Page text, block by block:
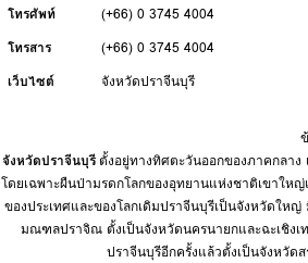
โทรศัพท์
(+66) 0 3745 4004
โทรสาร
(+66) 0 3745 4004
เว็บไซต์
จังหวัดปราจีนบุรี
จังหวัดปราจีนบุรีตั้งอยู่ทางทิศตะวันออกของภาคกลาง
โดยเฉพาะผืนป่ามรดกโลกของอุทยานแห่งชาติเขาใ
ของประเทศและของโลกเดิมปราจีนบุรีเป็นจังหวัดใ
มณฑลปราจิณ ตั้งเป็นจังหวัดนครนายกและฉะเชิง
ปราจีนบุรีอีกครั้งแล้วตั้งเป็นจังหวั